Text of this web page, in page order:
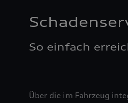
So einfach
Über die im Fahrzeug